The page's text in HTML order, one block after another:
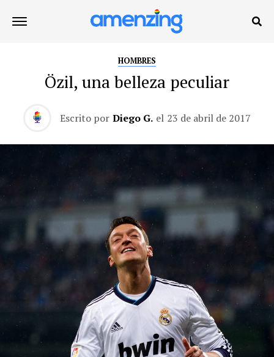
HOMBRES
Özil, una belleza peculiar
Escrito por Diego G. el 23 de abril de 2017